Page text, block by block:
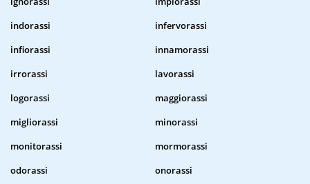
indorassi
infervorassi
infiorassi
innamorassi
irrorassi
lavorassi
logorassi
maggiorassi
migliorassi
minorassi
monitorassi
mormorassi
odorassi
onorassi